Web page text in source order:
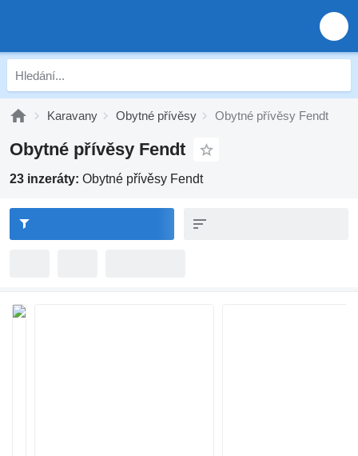
Karavany Obytné přívěsy Obytné přívěsy Fendt
Obytné přívěsy Fendt
23 inzeráty: Obytné přívěsy Fendt